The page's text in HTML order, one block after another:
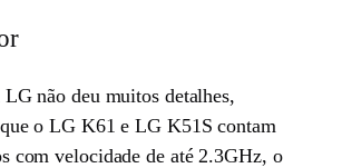
LG não deu muitos detalhes,
o LG K61 e LG K51S contam
com velocidade de até 2.3GHz, o